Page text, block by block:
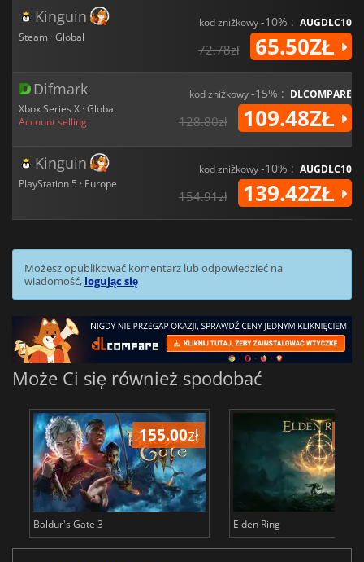
Kinguin
Steam · Global
kod zniżkowy-10% : AUGDLC10
72.78zł 65.50ZŁ
Difmark
Xbox Series X · Global
Account selling
kod zniżkowy-15% : DLCOMPARE
128.80zł 109.48ZŁ
Kinguin
PlayStation 5 · Europe
kod zniżkowy-10% : AUGDLC10
154.91zł 139.42ZŁ
Możesz opublikować komentarz lub odpowiedzieć na
wiadomość, logując się
Może Ci się również spodobać
155.00zł
Baldur's Gate 3 Elden Ring